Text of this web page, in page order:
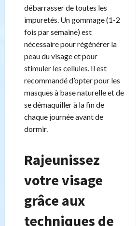
débarrasser de toutes les
impuretés. Un gommage (1-2
fois par semaine) est
nécessaire pour régénérer la
peau du visage et pour
stimuler les cellules. Il est
recommandé d’opter pour les
masques à base naturelle et de
se démaquiller à la fin de
chaque journée avant de
dormir.
Rajeunissez
votre visage
grâce aux
techniques de